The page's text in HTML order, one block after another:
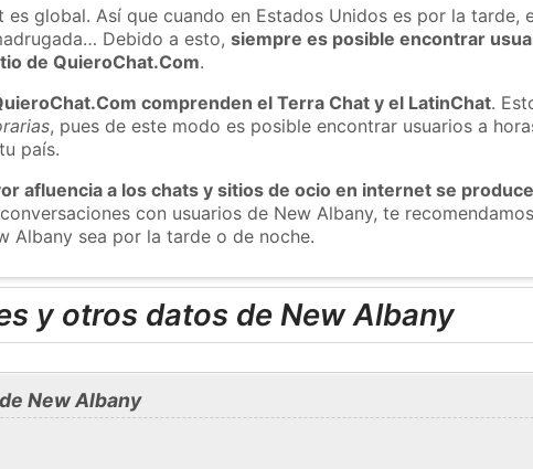
es global. Así que cuando en Estados Unidos es por la tarde,
Debido a esto,siempre es posible encontrar
de QuieroChat.Com.
comprenden el Terra Chat y el LatinChat.
, pues de este modo es posible encontrar usuarios a
país.
afluencia a los chats y sitios de ocio en internet se
con usuarios de New Albany, te
Albany sea por la tarde o de noche.
y otros datos de New Albany
New Albany